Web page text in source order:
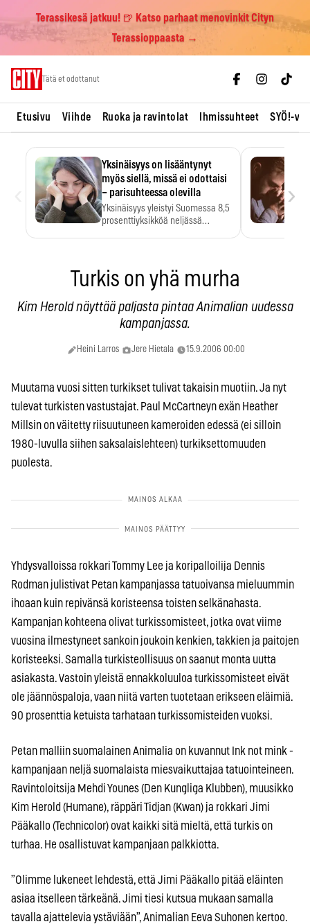
Terassikesä jatkuu! 🍺 Katso parhaat menovinkit Cityn
Terassioppaasta →
Tätä et odottanut
Etusivu Viihde Ruoka ja ravintolat Ihmissuhteet SYÖ!-
Yksinäisyys on lisääntynyt
myös siellä, missä ei odottaisi
– parisuhteessa olevilla
Yksinäisyys yleistyi Suomessa 8,5
prosenttiyksikköä neljässä
›
Turkis on yhä murha
Kim Herold näyttää paljasta pintaa Animalian uudessa
kampanjassa.
Heini Larros Jere Hietala 15.9.2006 00:00
Muutama vuosi sitten turkikset tulivat takaisin muotiin. Ja nyt
tulevat turkisten vastustajat. Paul McCartneyn exän Heather
Millsin on väitetty riisuutuneen kameroiden edessä (ei silloin
1980-luvulla siihen saksalaislehteen) turkiksettomuuden
puolesta.
Yhdysvalloissa rokkari Tommy Lee ja koripalloilija Dennis
Rodman julistivat Petan kampanjassa tatuoivansa mieluummin
ihoaan kuin repivänsä koristeensa toisten selkänahasta.
Kampanjan kohteena olivat turkissomisteet, jotka ovat viime
vuosina ilmestyneet sankoin joukoin kenkien, takkien ja paitojen
koristeeksi. Samalla turkisteollisuus on saanut monta uutta
asiakasta. Vastoin yleistä ennakkoluuloa turkissomisteet eivät
ole jäännöspaloja, vaan niitä varten tuotetaan erikseen eläimiä.
90 prosenttia ketuista tarhataan turkissomisteiden vuoksi.
Petan malliin suomalainen Animalia on kuvannut Ink not mink -
kampanjaan neljä suomalaista miesvaikuttajaa tatuointeineen.
Ravintoloitsija Mehdi Younes (Den Kungliga Klubben), muusikko
Kim Herold (Humane), räppäri Tidjan (Kwan) ja rokkari Jimi
Pääkallo (Technicolor) ovat kaikki sitä mieltä, että turkis on
turhaa. He osallistuvat kampanjaan palkkiotta.
”Olimme lukeneet lehdestä, että Jimi Pääkallo pitää eläinten
asiaa itselleen tärkeänä. Jimi tiesi kutsua mukaan samalla
tavalla ajattelevia ystäviään”, Animalian Eeva Suhonen kertoo.